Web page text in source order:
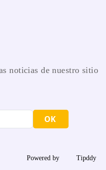
noticias de nuestro sitio
OK
Powered by Tipddy